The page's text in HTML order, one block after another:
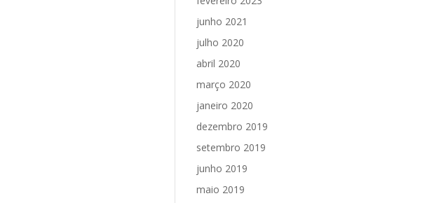
junho 2021
julho 2020
abril 2020
março 2020
janeiro 2020
dezembro 2019
setembro 2019
junho 2019
maio 2019